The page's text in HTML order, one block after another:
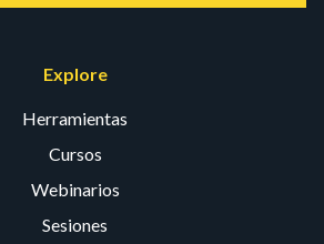
Explore
Herramientas
Cursos
Webinarios
Sesiones